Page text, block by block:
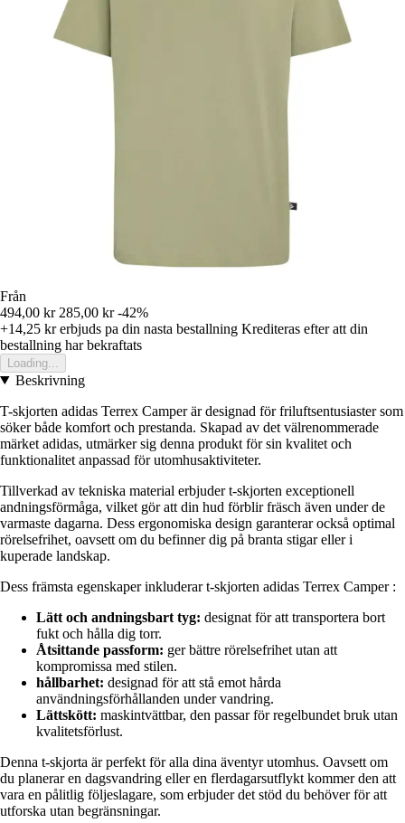
Från
494,00 kr 285,00 kr -42%
+14,25 krerbjuds pa din nasta bestallning Krediteras efter att din
bestallning har bekraftats
Loading...
Beskrivning
T-skjorten adidas Terrex Camper är designad för friluftsentusiaster som
söker både komfort och prestanda. Skapad av det välrenommerade
märket adidas, utmärker sig denna produkt för sin kvalitet och
funktionalitet anpassad för utomhusaktiviteter.
Tillverkad av tekniska material erbjuder t-skjorten exceptionell
andningsförmåga, vilket gör att din hud förblir fräsch även under de
varmaste dagarna. Dess ergonomiska design garanterar också optimal
rörelsefrihet, oavsett om du befinner dig på branta stigar eller i
kuperade landskap.
Dess främsta egenskaper inkluderar t-skjorten adidas Terrex Camper :
Lätt och andningsbart tyg: designat för att transportera bort
fukt och hålla dig torr.
Åtsittande passform: ger bättre rörelsefrihet utan att
kompromissa med stilen.
hållbarhet: designad för att stå emot hårda
användningsförhållanden under vandring.
Lättskött: maskintvättbar, den passar för regelbundet bruk utan
kvalitetsförlust.
Denna t-skjorta är perfekt för alla dina äventyr utomhus. Oavsett om
du planerar en dagsvandring eller en flerdagarsutflykt kommer den att
vara en pålitlig följeslagare, som erbjuder det stöd du behöver för att
utforska utan begränsningar.